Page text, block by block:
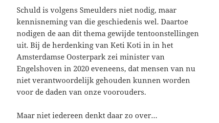
Schuld is volgens Smeulders niet nodig, maar
kennisneming van die geschiedenis wel. Daartoe
nodigen de aan dit thema gewijde tentoonstellingen
uit. Bij de herdenking van Keti Koti in in het
Amsterdamse Oosterpark zei minister van
Engelshoven in 2020 eveneens, dat mensen van nu
niet verantwoordelijk gehouden kunnen worden
voor de daden van onze voorouders.
Maar niet iedereen denkt daar zo over…